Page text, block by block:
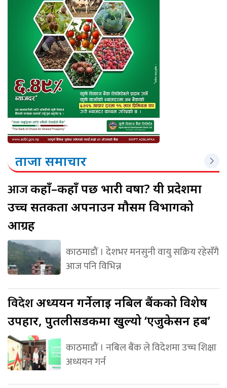
ताजा समाचार
आजकहाँ–कहाँ पर्छ भारी वर्षा? यी प्रदेशमा
उच्च सतर्कता अपनाउन मौसम विभागको
आग्रह
काठमाडौं । देशभर मनसुनी वायु सक्रिय रहेसँगै
आज पनि विभिन्न
विदेशअध्ययन गर्नेलाई नबिल बैंकको विशेष
उपहार, पुतलीसडकमा खुल्यो ‘एजुकेसन हब’
काठमाडौं । नबिल बैंक ले विदेशमा उच्च शिक्षा
अध्ययन गर्न